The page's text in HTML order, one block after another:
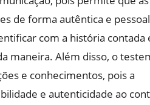
de forma autêntica e
com a história contada
maneira. Além disso, o
e conhecimentos, pois a
e autenticidade ao